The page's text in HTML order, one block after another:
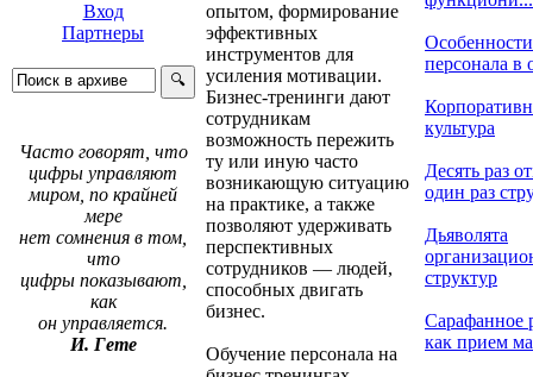
Вход
Партнеры
Часто говорят, что
цифры управляют
миром, по крайней
мере
нет сомнения в том,
что
цифры показывают,
как
он управляется.
И. Гете
опытом, формирование
эффективных
инструментов для
усиления мотивации.
Бизнес-тренинги дают
сотрудникам
возможность пережить
ту или иную часто
возникающую ситуацию
на практике, а также
позволяют удерживать
перспективных
сотрудников — людей,
способных двигать
бизнес.
Обучение персонала на
персонала в
культура
Десять раз
один раз
Дьяволята
структур
Сарафанное
как прием